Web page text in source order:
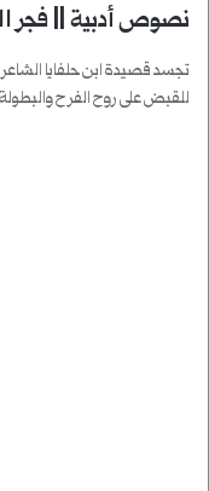
نصوص أدبية || فجر
تجسد قصيدة ابن حلفايا الشاعر
للقبض على روح الفرح